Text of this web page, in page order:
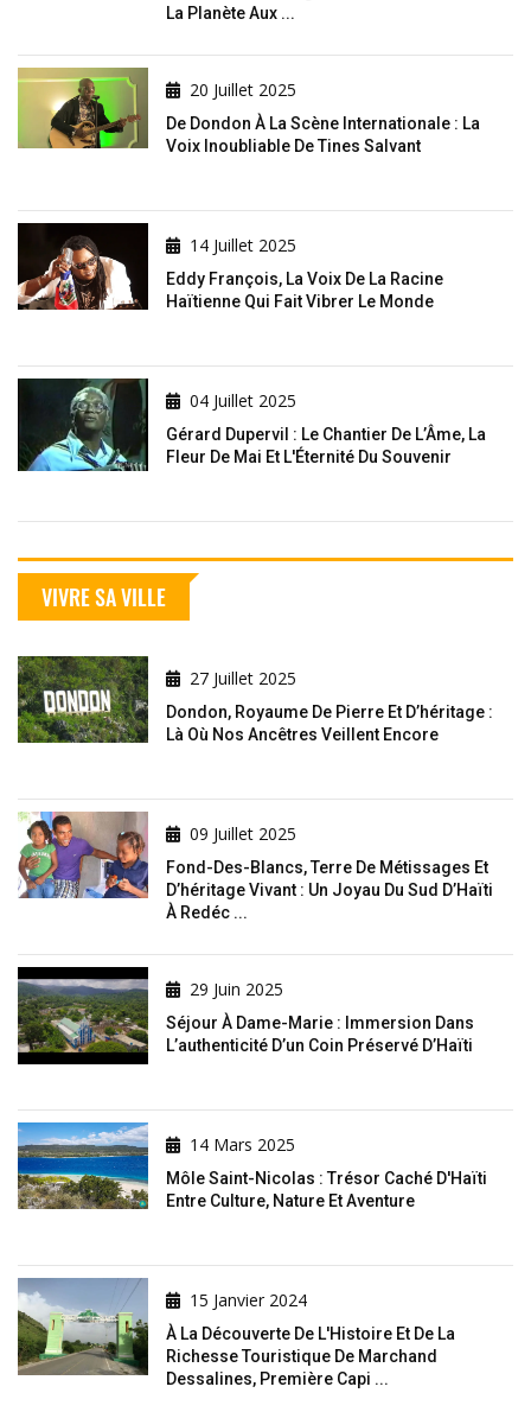
La Planète Aux ...
20 Juillet 2025
De Dondon À La Scène Internationale : La
Voix Inoubliable De Tines Salvant
14 Juillet 2025
Eddy François, La Voix De La Racine
Haïtienne Qui Fait Vibrer Le Monde
04 Juillet 2025
Gérard Dupervil : Le Chantier De L’Âme, La
Fleur De Mai Et L'Éternité Du Souvenir
VIVRE SA VILLE
27 Juillet 2025
Dondon, Royaume De Pierre Et D’héritage :
Là Où Nos Ancêtres Veillent Encore
09 Juillet 2025
Fond-Des-Blancs, Terre De Métissages Et
D’héritage Vivant : Un Joyau Du Sud D’Haïti
À Redéc ...
29 Juin 2025
Séjour À Dame-Marie : Immersion Dans
L’authenticité D’un Coin Préservé D’Haïti
14 Mars 2025
Môle Saint-Nicolas : Trésor Caché D'Haïti
Entre Culture, Nature Et Aventure
15 Janvier 2024
À La Découverte De L'Histoire Et De La
Richesse Touristique De Marchand
Dessalines, Première Capi ...